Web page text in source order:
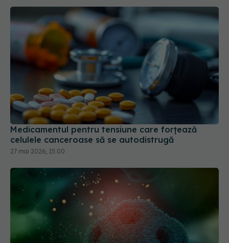
Medicamentul pentru tensiune care forțează
celulele canceroase să se autodistrugă
27 mai 2026, 15:00